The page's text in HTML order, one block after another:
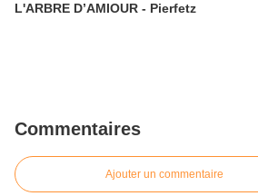
L'ARBRE D’AMIOUR - Pierfetz
Commentaires
Ajouter un commentaire